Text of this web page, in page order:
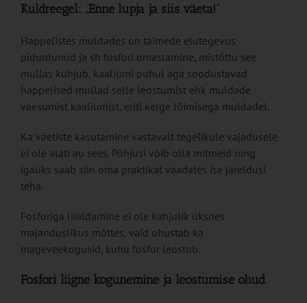
Kuldreegel: „Enne lupja ja siis väeta!“
Happelistes muldades on taimede elutegevus
pidurdunud ja sh fosfori omastamine, mistõttu see
mullas kuhjub, kaaliumi puhul aga soodustavad
happelised mullad selle leostumist ehk muldade
vaesumist kaaliumist, eriti kerge lõimisega muldadel.
Ka väetiste kasutamine vastavalt tegelikule vajadusele
ei ole alati au sees. Põhjusi võib olla mitmeid ning
igaüks saab siin oma praktikat vaadates ise järeldusi
teha.
Fosforiga liialdamine ei ole kahjulik üksnes
majanduslikus mõttes, vaid ohustab ka
mageveekogusid, kuhu fosfor leostub.
Fosfori liigne kogunemine ja leostumise ohud